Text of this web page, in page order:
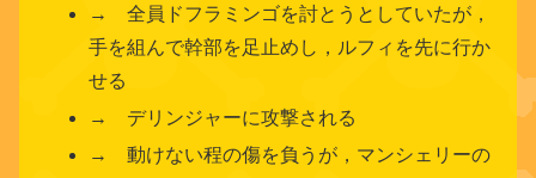
→ 全員ドフラミンゴを討とうとしていたが，
手を組んで幹部を足止めし，ルフィを先に行か
せる
→ デリンジャーに攻撃される
→ 動けない程の傷を負うが，マンシェリーの